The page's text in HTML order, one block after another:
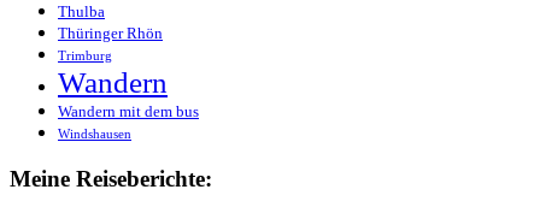
Thulba
Thüringer Rhön
Trimburg
Wandern
Wandern mit dem bus
Windshausen
Meine Reiseberichte: